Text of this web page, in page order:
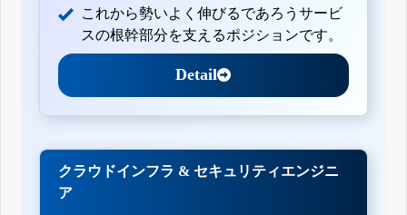
これから勢いよく伸びるであろうサービ
スの根幹部分を支えるポジションです。
Detail
クラウドインフラ & セキュリティエンジニ
ア